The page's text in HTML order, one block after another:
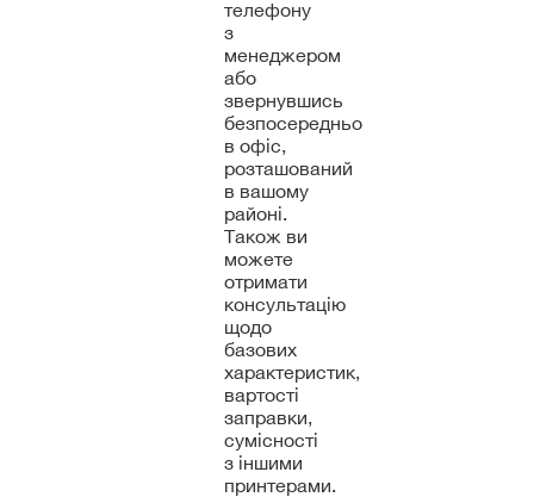
телефону
з
менеджером
або
звернувшись
безпосередньо
в офіс,
розташований
в вашому
районі.
Також ви
можете
отримати
консультацію
щодо
базових
характеристик,
вартості
заправки,
сумісності
з іншими
принтерами.